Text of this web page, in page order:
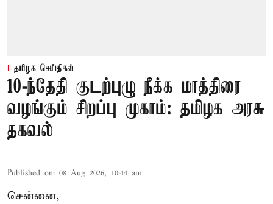
தமிழக செய்திகள்
10-ந்தேதி குடற்புழு நீக்க மாத்திரை
வழங்கும் சிறப்பு முகாம்: தமிழக அரசு
தகவல்
Published on: 08 Aug 2026, 10:44 am
சென்னை,